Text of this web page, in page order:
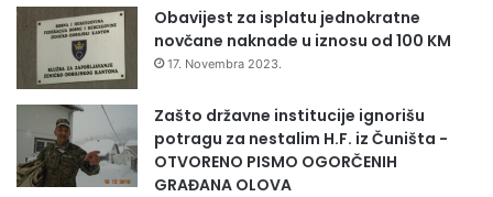
Obavijest za isplatu jednokratne
novčane naknade u iznosu od 100 KM
17. Novembra 2023.
Zašto državne institucije ignorišu
potragu za nestalim H.F. iz Čuništa -
OTVORENO PISMO OGORČENIH
GRAĐANA OLOVA